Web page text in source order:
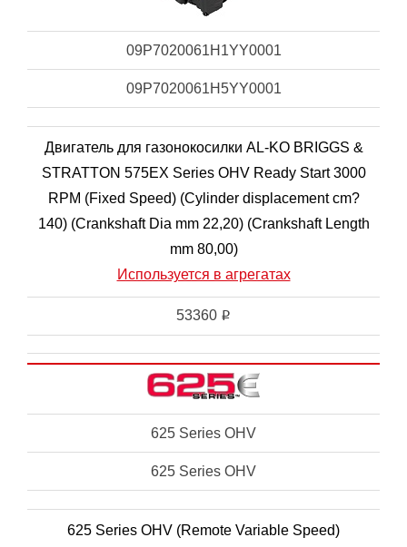
09P7020061H1YY0001
09P7020061H5YY0001
Двигатель для газонокосилки AL-KO BRIGGS &
STRATTON 575EX Series OHV Ready Start 3000
RPM (Fixed Speed) (Cylinder displacement cm?
140) (Crankshaft Dia mm 22,20) (Crankshaft Length
mm 80,00)
Используется в агрегатах
53360 i
625 Series OHV
625 Series OHV
625 Series OHV (Remote Variable Speed)